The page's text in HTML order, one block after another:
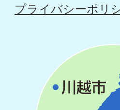
プライバシーポリ